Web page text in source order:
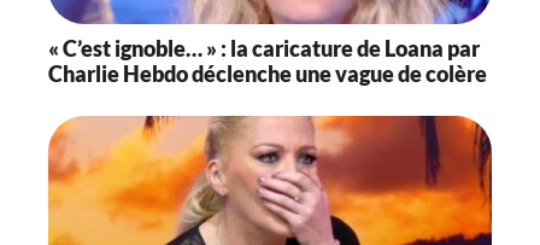
« C’est ignoble… » : la caricature de Loana par
Charlie Hebdo déclenche une vague de colère